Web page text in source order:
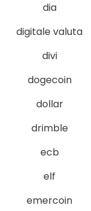
dia
digitale valuta
divi
dogecoin
dollar
drimble
ecb
elf
emercoin